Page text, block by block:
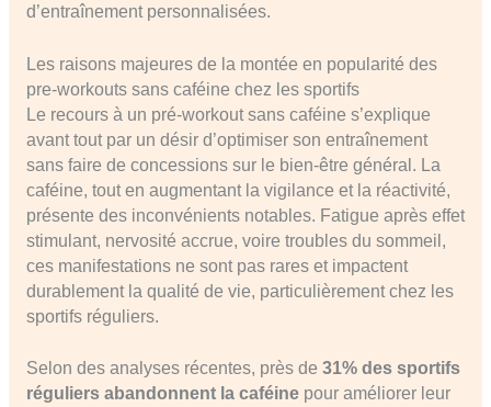
d’entraînement personnalisées.
Les raisons majeures de la montée en popularité des
pre-workouts sans caféine chez les sportifs
Le recours à un pré-workout sans caféine s’explique
avant tout par un désir d’optimiser son entraînement
sans faire de concessions sur le bien-être général. La
caféine, tout en augmentant la vigilance et la réactivité,
présente des inconvénients notables. Fatigue après effet
stimulant, nervosité accrue, voire troubles du sommeil,
ces manifestations ne sont pas rares et impactent
durablement la qualité de vie, particulièrement chez les
sportifs réguliers.
Selon des analyses récentes, près de 31% des sportifs
réguliers abandonnent la caféinepour améliorer leur